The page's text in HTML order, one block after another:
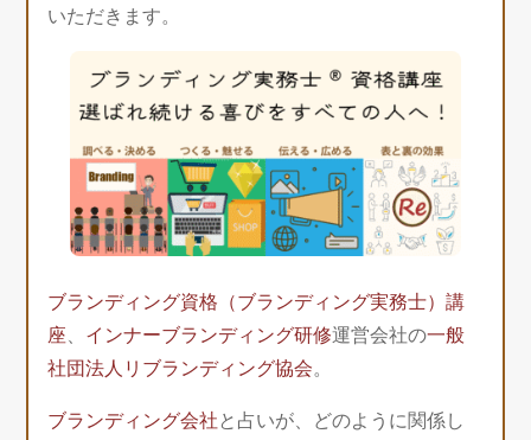
いただきます。
ブランディング資格（ブランディング実務士）講
座、 インナーブランディング研修運営会社の一般
社団法人リブランディング協会。
ブランディング会社 と占いが、どのように関係し